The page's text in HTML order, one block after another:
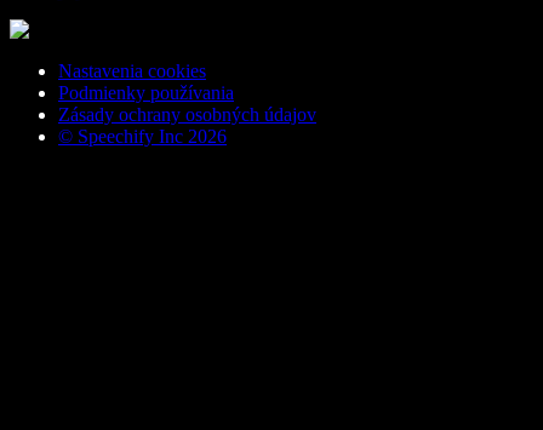
Nastavenia cookies
Podmienky používania
Zásady ochrany osobných údajov
© Speechify Inc 2026